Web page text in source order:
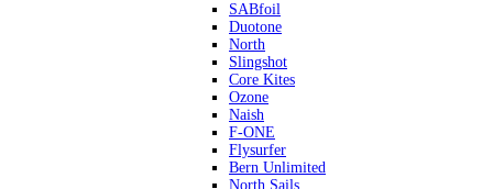
SABfoil
Duotone
North
Slingshot
Core Kites
Ozone
Naish
F-ONE
Flysurfer
Bern Unlimited
North Sails